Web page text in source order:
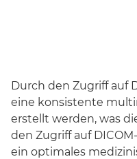
Durch den Zugriff auf
eine konsistente
erstellt werden, was
den Zugriff auf
ein optimales